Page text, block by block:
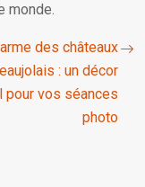
monde.
des châteaux
: un décor
pour vos séances
photo